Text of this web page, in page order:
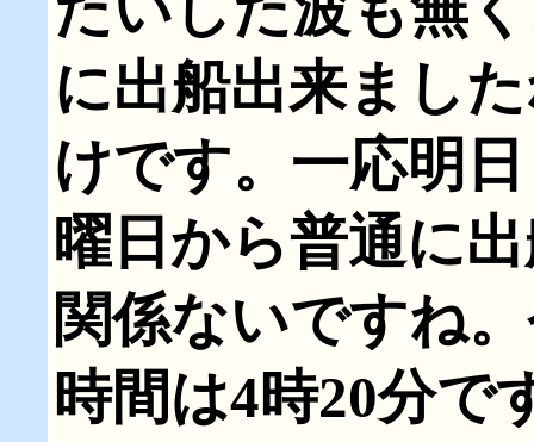
に出船出来まし
けです。一応明
曜日から普通に
関係ないですね
時間は4時20分で